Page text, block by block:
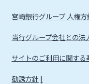
宮崎銀行グループ 人権方
当行グループ会社との
サイトのご利用に関する
勧誘方針